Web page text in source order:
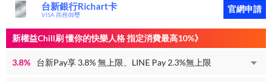
台新銀行Richart卡
VISA 商務御璽
官網申請
新權益Chill刷 懂你的快樂人格 指定消費最高10%》
3.8% 台新Pay享 3.8% 無上限、LINE Pay 2.3%無上限